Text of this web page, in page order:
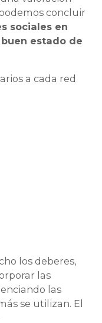
concluir
sociales en
estado de
a cada red
los deberes,
las
las
se utilizan. El